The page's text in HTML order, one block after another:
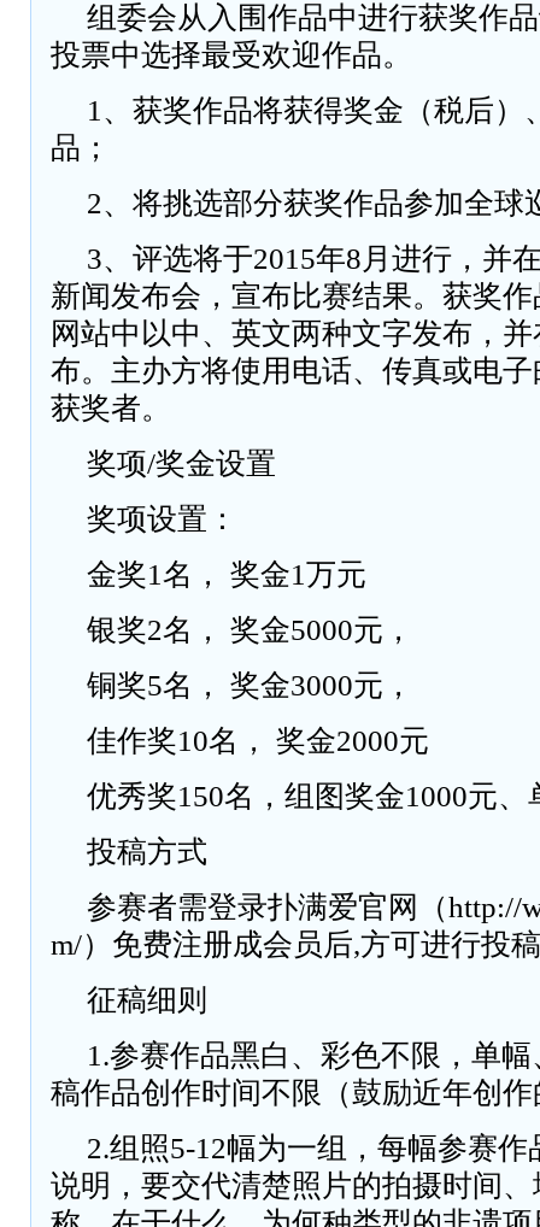
组委会从入围作品中进行获奖作
投票中选择最受欢迎作品。
1、获奖作品将获得奖金（税后）
品；
2、将挑选部分获奖作品参加全球
3、评选将于2015年8月进行，并
新闻发布会，宣布比赛结果。获奖
网站中以中、英文两种文字发布，
布。主办方将使用电话、传真或电
获奖者。
奖项/奖金设置
奖项设置：
金奖1名， 奖金1万元
银奖2名， 奖金5000元，
铜奖5名， 奖金3000元，
佳作奖10名， 奖金2000元
优秀奖150名，组图奖金1000元、
投稿方式
参赛者需登录扑满爱官网（http://
m/）免费注册成会员后,方可进行投
征稿细则
1.参赛作品黑白、彩色不限，单
稿作品创作时间不限（鼓励近年创
2.组照5-12幅为一组，每幅参赛
说明，要交代清楚照片的拍摄时间